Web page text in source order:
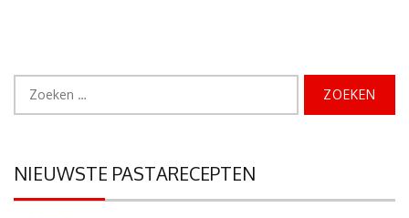
NIEUWSTE PASTARECEPTEN